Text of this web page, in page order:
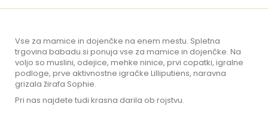
Vse za mamice in dojenčke na enem mestu. Spletna
trgovina babadu.si ponuja vse za mamice in dojenčke. Na
voljo so muslini, odejice, mehke ninice, prvi copatki, igralne
podloge, prve aktivnostne igračke Lilliputiens, naravna
grizala žirafa Sophie.
Pri nas najdete tudi krasna darila ob rojstvu.